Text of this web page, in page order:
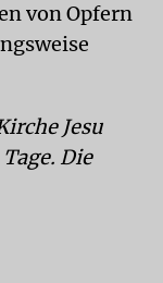
von Opfern
Jesu
Die